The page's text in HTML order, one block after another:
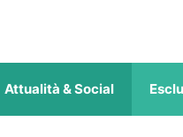
Attualità & Social